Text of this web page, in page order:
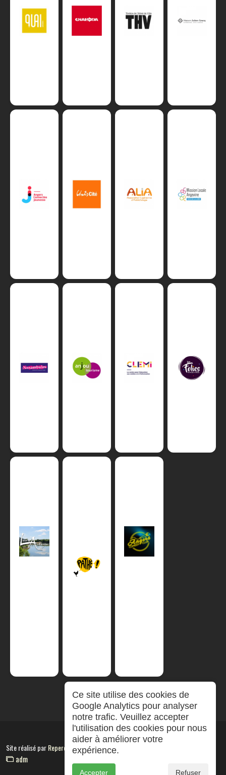
Site réalisé parRepereCom
adm
Ce site utilise des cookies de
Google Analytics pour analyser
notre trafic. Veuillez accepter
l'utilisation des cookies pour nous
aider à améliorer votre
expérience.
Accepter Refuser